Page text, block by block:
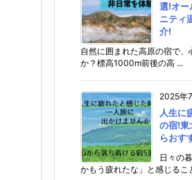
選!オー
ニティ
介!
自然に囲まれた高原の宿で
か？標高1000m前後の高 ...
2025年
人生に
の宿!東
らおす
日々の
かもう疲れたな」と感じるこ